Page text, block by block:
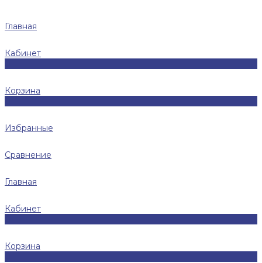
Главная
Кабинет
Корзина
Избранные
Сравнение
Главная
Кабинет
Корзина